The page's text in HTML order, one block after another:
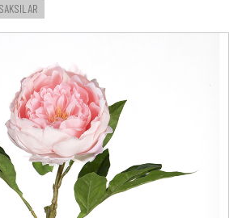
YAPAY AĞAÇ & BİTKİ
BOY BİTKİ (20-40cm)
BAMBU ÇEŞİTLERİ
YAPAY BONSAI
CACTUS & SAZLIK
BÜYÜK AĞAÇ
AĞAÇ YAPRAĞI
& SARKAN BİTKİ
YAPAY SUCCULENT
SAKSILAR